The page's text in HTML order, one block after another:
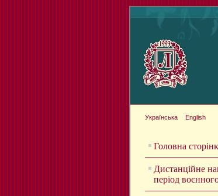
Українська English
Головна
Дистанційне
період